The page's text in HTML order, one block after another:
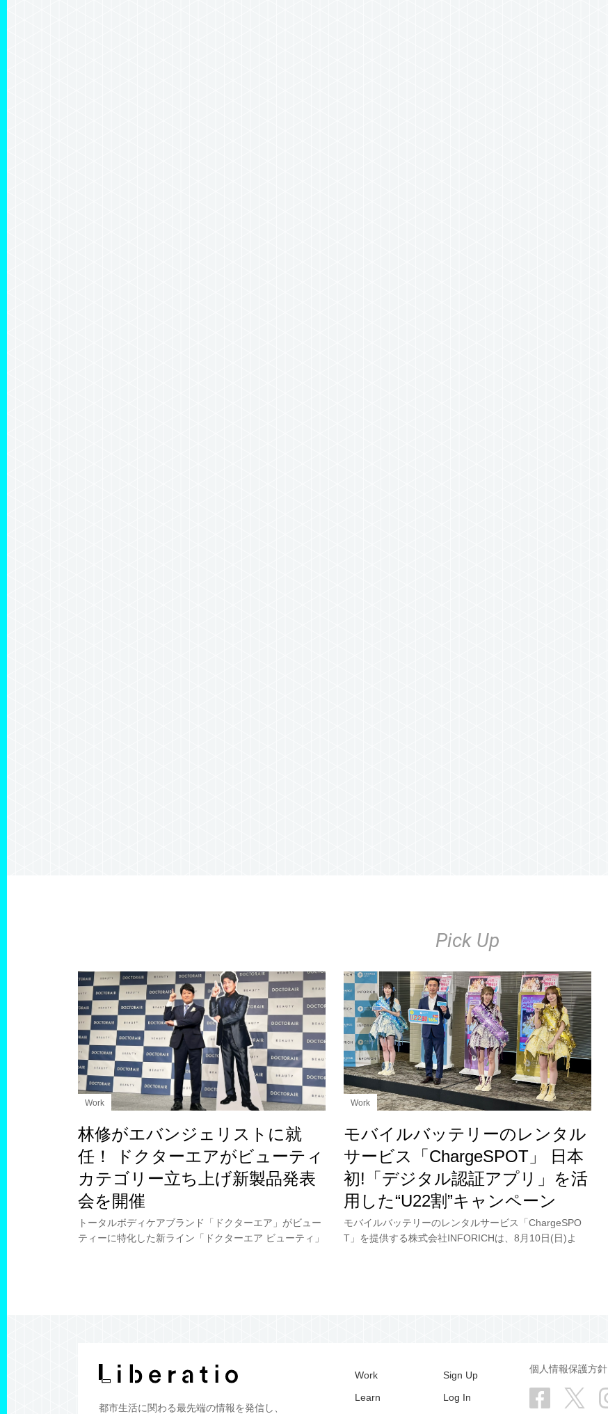
Pick Up
林修がエバンジェリストに就
任！ ドクターエアがビューティ
カテゴリー立ち上げ新製品発表
会を開催
トータルボディケアブランド「ドクターエア」がビュー
ティーに特化した新ライン「ドクターエア ビューティ」
Work
モバイルバッテリーのレンタル
サービス「ChargeSPOT」 日本
初!「デジタル認証アプリ」を活
用した“U22割”キャンペーン
モバイルバッテリーのレンタルサービス「ChargeSPO
T」を提供する株式会社INFORICHは、8月10日(日)よ
Work
都市生活に関わる最先端の情報を発信し、
Work
Learn
Sign Up
Log In
個人情報保護方針